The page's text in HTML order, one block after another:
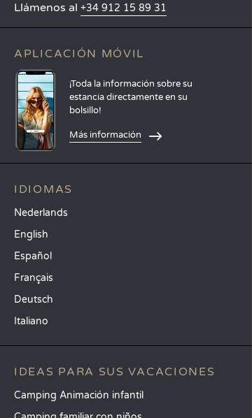
Llámenos al +34 912 15 89 31
APLICACIÓN MÓVIL
¡Toda la información sobre su
estancia directamente en su
bolsillo!
Más información
IDIOMAS
Nederlands
English
Español
Français
Deutsch
Italiano
IDEAS PARA SUS VACACIONES
Camping Animación infantil